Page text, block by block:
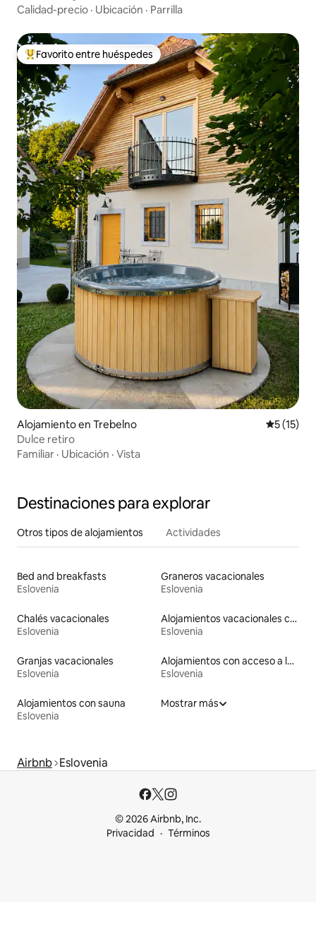
Calidad-precio · Ubicación · Parrilla
Favorito entre huéspedes preferido
Favorito entre huéspedes
Alojamiento en Trebelno
5 (15)
Dulce retiro
Familiar · Ubicación · Vista
Destinaciones para explorar
Otros tipos de alojamientos Actividades
Bed and breakfasts
Eslovenia
Graneros vacacionales
Eslovenia
Chalés vacacionales
Eslovenia
Alojamientos vacacionales con entrada y salida de pistas de esquí
Eslovenia
Granjas vacacionales
Eslovenia
Alojamientos con acceso a la playa
Eslovenia
Alojamientos con sauna
Eslovenia
Mostrar más
Airbnb Eslovenia
© 2026 Airbnb, Inc.
Privacidad
Términos